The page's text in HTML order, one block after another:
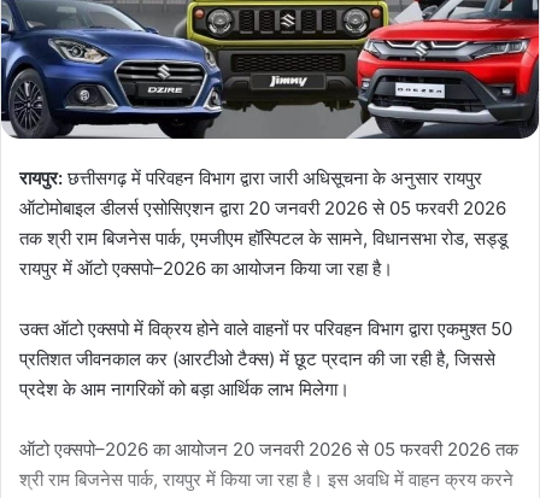
रायपुर:छत्तीसगढ़ में परिवहन विभाग द्वारा जारी अधिसूचना के अनुसार रायपुर
ऑटोमोबाइल डीलर्स एसोसिएशन द्वारा 20 जनवरी 2026 से 05 फरवरी 2026
तक श्री राम बिजनेस पार्क, एमजीएम हॉस्पिटल के सामने, विधानसभा रोड, सड्डू
रायपुर में ऑटो एक्सपो–2026 का आयोजन किया जा रहा है।
उक्त ऑटो एक्सपो में विक्रय होने वाले वाहनों पर परिवहन विभाग द्वारा एकमुश्त 50
प्रतिशत जीवनकाल कर (आरटीओ टैक्स) में छूट प्रदान की जा रही है, जिससे
प्रदेश के आम नागरिकों को बड़ा आर्थिक लाभ मिलेगा।
ऑटो एक्सपो–2026 का आयोजन 20 जनवरी 2026 से 05 फरवरी 2026 तक
श्री राम बिजनेस पार्क, रायपुर में किया जा रहा है। इस अवधि में वाहन क्रय करने